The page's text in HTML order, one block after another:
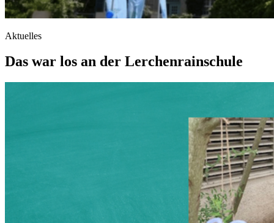
Aktuelles
Das war los an der Lerchenrainschule